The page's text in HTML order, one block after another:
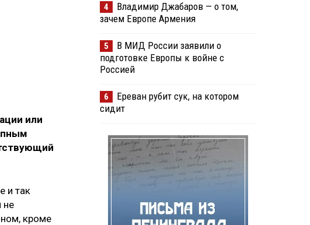
или
и так
не
кроме
4
Владимир Джабаров — о том,
зачем Европе Армения
5
В МИД России заявили о
подготовке Европы к войне с
Россией
6
Ереван рубит сук, на котором
сидит